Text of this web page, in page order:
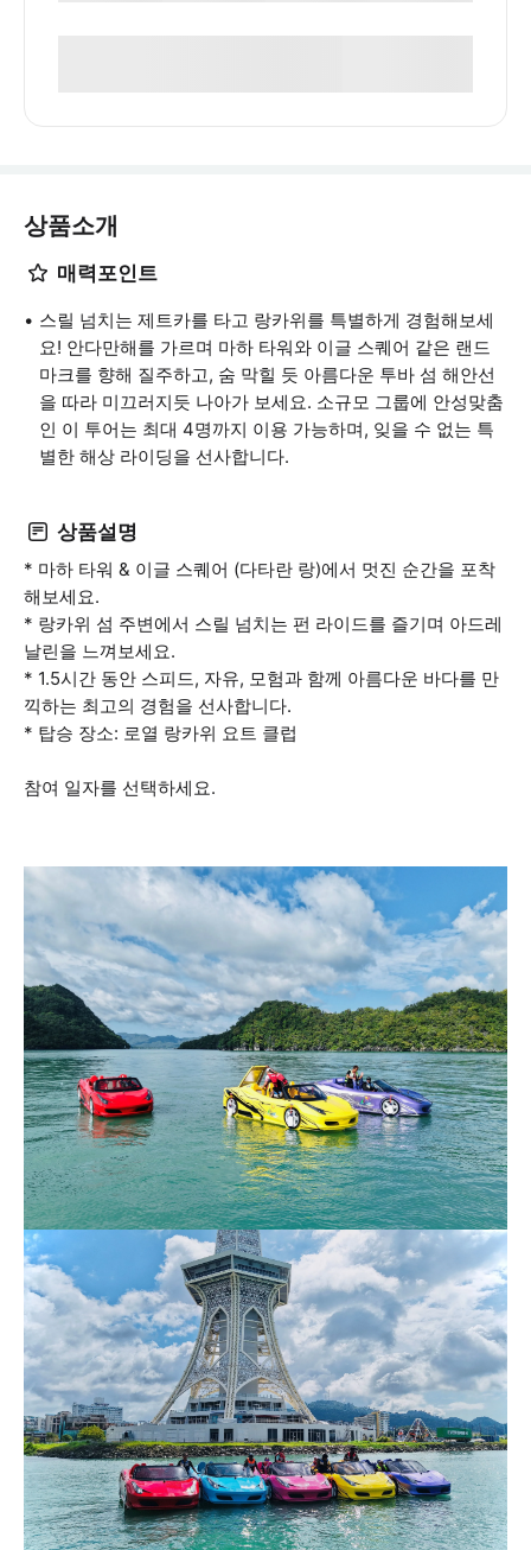
상품소개
매력포인트
스릴 넘치는 제트카를 타고 랑카위를 특별하게 경험해보세
요! 안다만해를 가르며 마하 타워와 이글 스퀘어 같은 랜드
마크를 향해 질주하고, 숨 막힐 듯 아름다운 투바 섬 해안선
을 따라 미끄러지듯 나아가 보세요. 소규모 그룹에 안성맞춤
인 이 투어는 최대 4명까지 이용 가능하며, 잊을 수 없는 특
별한 해상 라이딩을 선사합니다.
상품설명
* 마하 타워 & 이글 스퀘어 (다타란 랑)에서 멋진 순간을 포착
해보세요.
* 랑카위 섬 주변에서 스릴 넘치는 펀 라이드를 즐기며 아드레
날린을 느껴보세요.
* 1.5시간 동안 스피드, 자유, 모험과 함께 아름다운 바다를 만
끽하는 최고의 경험을 선사합니다.
* 탑승 장소: 로열 랑카위 요트 클럽
참여 일자를 선택하세요.